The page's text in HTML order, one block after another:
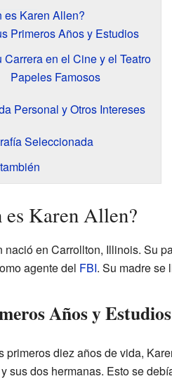
es Karen Allen?
Primeros Años y Estudios
Carrera en el Cine y el Teatro
Papeles Famosos
Personal y Otros Intereses
Seleccionada
es Karen Allen?
nació en Carrollton, Illinois. Su
agente del FBI. Su madre se
Años y Estudios
primeros diez años de vida,
sus dos hermanas. Esto se